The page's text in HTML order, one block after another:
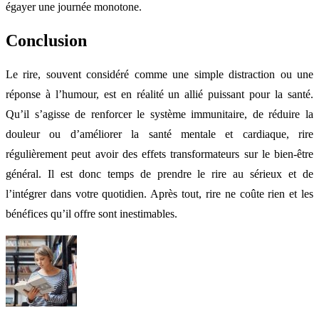
égayer une journée monotone.
Conclusion
Le rire, souvent considéré comme une simple distraction ou une
réponse à l’humour, est en réalité un allié puissant pour la santé.
Qu’il s’agisse de renforcer le système immunitaire, de réduire la
douleur ou d’améliorer la santé mentale et cardiaque, rire
régulièrement peut avoir des effets transformateurs sur le bien-être
général. Il est donc temps de prendre le rire au sérieux et de
l’intégrer dans votre quotidien. Après tout, rire ne coûte rien et les
bénéfices qu’il offre sont inestimables.